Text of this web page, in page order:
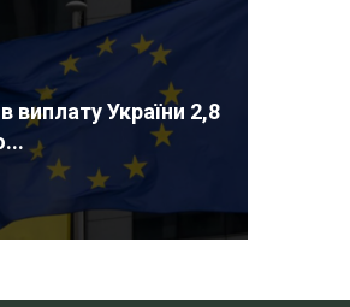
виплату України 2,8